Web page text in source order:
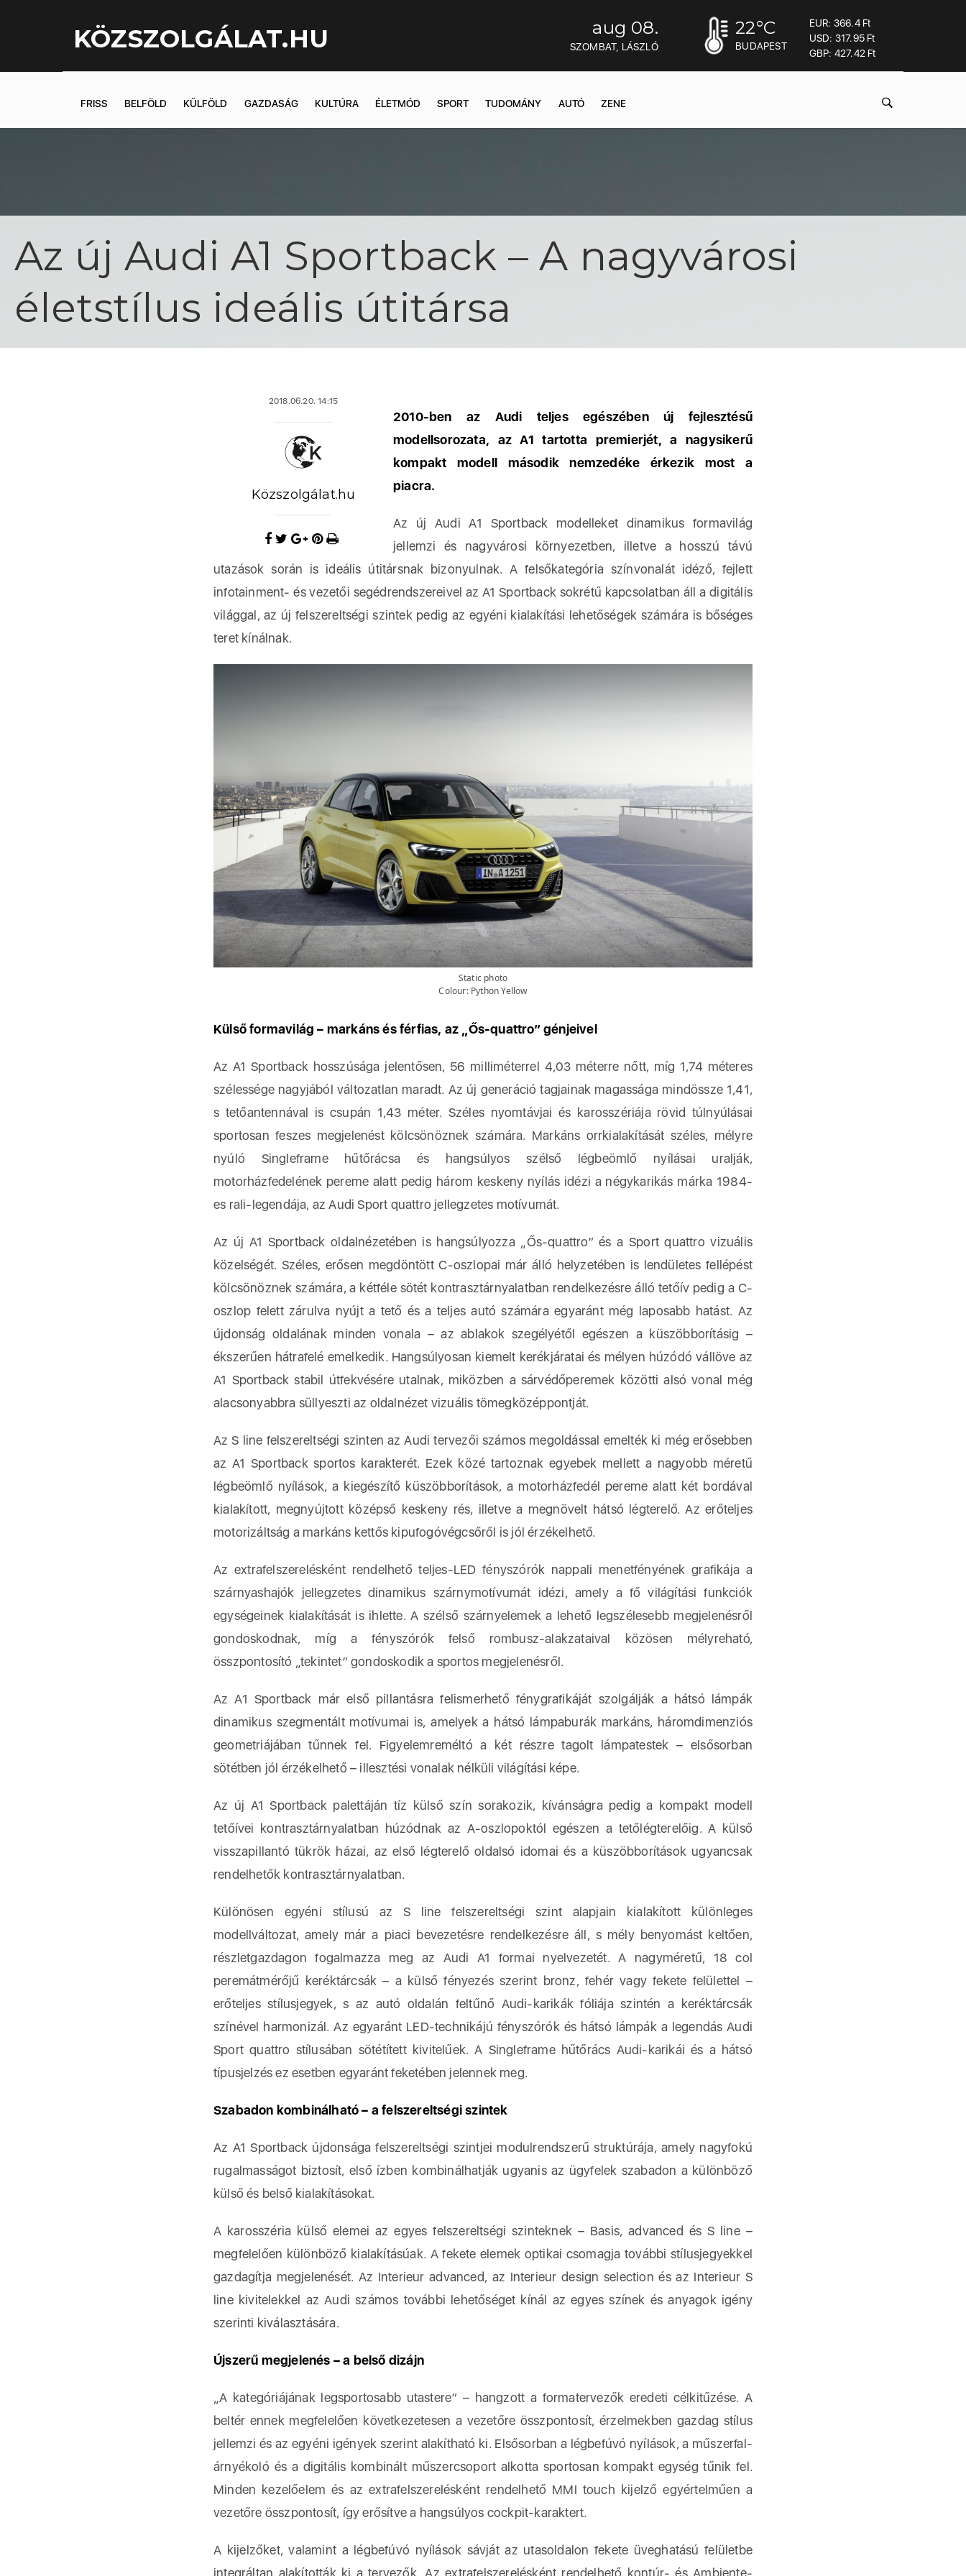
KÖZSZOLGÁLAT.HU aug 08.
SZOMBAT, LÁSZLÓ
22°C
BUDAPEST
EUR: 366.4 Ft
USD: 317.95 Ft
GBP: 427.42 Ft
FRISS BELFÖLD KÜLFÖLD GAZDASÁG KULTÚRA ÉLETMÓD SPORT TUDOMÁNY AUTÓ ZENE
Az új Audi A1 Sportback – A nagyvárosi
életstílus ideális útitársa
2018.06.20. 14:15
Közszolgálat.hu
2010-ben az Audi teljes egészében új fejlesztésű
modellsorozata, az A1 tartotta premierjét, a nagysikerű
kompakt modell második nemzedéke érkezik most a
piacra.
Az új Audi A1 Sportback modelleket dinamikus formavilág
jellemzi és nagyvárosi környezetben, illetve a hosszú távú
utazások során is ideális útitársnak bizonyulnak. A felsőkategória színvonalát idéző, fejlett
infotainment- és vezetői segédrendszereivel az A1 Sportback sokrétű kapcsolatban áll a digitális
világgal, az új felszereltségi szintek pedig az egyéni kialakítási lehetőségek számára is bőséges
teret kínálnak.
Static photo
Colour: Python Yellow
Külső formavilág – markáns és férfias, az „Ős-quattro” génjeivel
Az A1 Sportback hosszúsága jelentősen, 56 milliméterrel 4,03 méterre nőtt, míg 1,74 méteres
szélessége nagyjából változatlan maradt. Az új generáció tagjainak magassága mindössze 1,41,
s tetőantennával is csupán 1,43 méter. Széles nyomtávjai és karosszériája rövid túlnyúlásai
sportosan feszes megjelenést kölcsönöznek számára. Markáns orrkialakítását széles, mélyre
nyúló Singleframe hűtőrácsa és hangsúlyos szélső légbeömlő nyílásai uralják,
motorházfedelének pereme alatt pedig három keskeny nyílás idézi a négykarikás márka 1984-
es rali-legendája, az Audi Sport quattro jellegzetes motívumát.
Az új A1 Sportback oldalnézetében is hangsúlyozza „Ős-quattro” és a Sport quattro vizuális
közelségét. Széles, erősen megdöntött C-oszlopai már álló helyzetében is lendületes fellépést
kölcsönöznek számára, a kétféle sötét kontrasztárnyalatban rendelkezésre álló tetőív pedig a C-
oszlop felett zárulva nyújt a tető és a teljes autó számára egyaránt még laposabb hatást. Az
újdonság oldalának minden vonala – az ablakok szegélyétől egészen a küszöbborításig –
ékszerűen hátrafelé emelkedik. Hangsúlyosan kiemelt kerékjáratai és mélyen húzódó vállöve az
A1 Sportback stabil útfekvésére utalnak, miközben a sárvédőperemek közötti alsó vonal még
alacsonyabbra süllyeszti az oldalnézet vizuális tömegközéppontját.
Az S line felszereltségi szinten az Audi tervezői számos megoldással emelték ki még erősebben
az A1 Sportback sportos karakterét. Ezek közé tartoznak egyebek mellett a nagyobb méretű
légbeömlő nyílások, a kiegészítő küszöbborítások, a motorházfedél pereme alatt két bordával
kialakított, megnyújtott középső keskeny rés, illetve a megnövelt hátsó légterelő. Az erőteljes
motorizáltság a markáns kettős kipufogóvégcsőről is jól érzékelhető.
Az extrafelszerelésként rendelhető teljes-LED fényszórók nappali menetfényének grafikája a
szárnyashajók jellegzetes dinamikus szárnymotívumát idézi, amely a fő világítási funkciók
egységeinek kialakítását is ihlette. A szélső szárnyelemek a lehető legszélesebb megjelenésről
gondoskodnak, míg a fényszórók felső rombusz-alakzataival közösen mélyreható,
összpontosító „tekintet” gondoskodik a sportos megjelenésről.
Az A1 Sportback már első pillantásra felismerhető fénygrafikáját szolgálják a hátsó lámpák
dinamikus szegmentált motívumai is, amelyek a hátsó lámpaburák markáns, háromdimenziós
geometriájában tűnnek fel. Figyelemreméltó a két részre tagolt lámpatestek – elsősorban
sötétben jól érzékelhető – illesztési vonalak nélküli világítási képe.
Az új A1 Sportback palettáján tíz külső szín sorakozik, kívánságra pedig a kompakt modell
tetőívei kontrasztárnyalatban húzódnak az A-oszlopoktól egészen a tetőlégterelőig. A külső
visszapillantó tükrök házai, az első légterelő oldalsó idomai és a küszöbborítások ugyancsak
rendelhetők kontrasztárnyalatban.
Különösen egyéni stílusú az S line felszereltségi szint alapjain kialakított különleges
modellváltozat, amely már a piaci bevezetésre rendelkezésre áll, s mély benyomást keltően,
részletgazdagon fogalmazza meg az Audi A1 formai nyelvezetét. A nagyméretű, 18 col
peremátmérőjű keréktárcsák – a külső fényezés szerint bronz, fehér vagy fekete felülettel –
erőteljes stílusjegyek, s az autó oldalán feltűnő Audi-karikák fóliája szintén a keréktárcsák
színével harmonizál. Az egyaránt LED-technikájú fényszórók és hátsó lámpák a legendás Audi
Sport quattro stílusában sötétített kivitelűek. A Singleframe hűtőrács Audi-karikái és a hátsó
típusjelzés ez esetben egyaránt feketében jelennek meg.
Szabadon kombinálható – a felszereltségi szintek
Az A1 Sportback újdonsága felszereltségi szintjei modulrendszerű struktúrája, amely nagyfokú
rugalmasságot biztosít, első ízben kombinálhatják ugyanis az ügyfelek szabadon a különböző
külső és belső kialakításokat.
A karosszéria külső elemei az egyes felszereltségi szinteknek – Basis, advanced és S line –
megfelelően különböző kialakításúak. A fekete elemek optikai csomagja további stílusjegyekkel
gazdagítja megjelenését. Az Interieur advanced, az Interieur design selection és az Interieur S
line kivitelekkel az Audi számos további lehetőséget kínál az egyes színek és anyagok igény
szerinti kiválasztására.
Újszerű megjelenés – a belső dizájn
„A kategóriájának legsportosabb utastere” – hangzott a formatervezők eredeti célkitűzése. A
beltér ennek megfelelően következetesen a vezetőre összpontosít, érzelmekben gazdag stílus
jellemzi és az egyéni igények szerint alakítható ki. Elsősorban a légbefúvó nyílások, a műszerfal-
árnyékoló és a digitális kombinált műszercsoport alkotta sportosan kompakt egység tűnik fel.
Minden kezelőelem és az extrafelszerelésként rendelhető MMI touch kijelző egyértelműen a
vezetőre összpontosít, így erősítve a hangsúlyos cockpit-karaktert.
A kijelzőket, valamint a légbefúvó nyílások sávját az utasoldalon fekete üveghatású felületbe
integráltan alakították ki a tervezők. Az extrafelszerelésként rendelhető kontúr- és Ambiente-